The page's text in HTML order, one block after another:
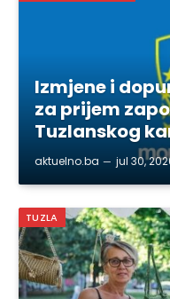
Izmjene i
za prijem
Tuzlanskog
aktuelno.ba jul 30,
TUZLA